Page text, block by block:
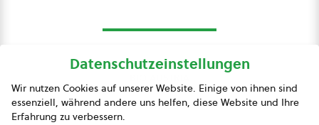
Presse
Datenschutzeinstellungen
Wir nutzen Cookies auf unserer Website. Einige von ihnen sind
essenziell, während andere uns helfen, diese Website und Ihre
Erfahrung zu verbessern.